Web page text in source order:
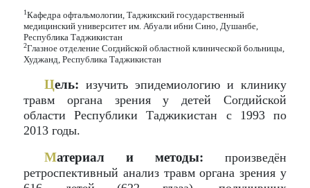
1Кафедра офтальмологии, Таджикский государственный
медицинский университет им. Абуали ибни Сино, Душанбе,
Республика Таджикистан
2Глазное отделение Согдийской областной клинической больницы,
Худжанд, Республика Таджикистан
Цель: изучить эпидемиологию и клинику
травм органа зрения у детей Согдийской
области Республики Таджикистан с 1993 по
2013 годы.
Материал и методы: произведён
ретроспективный анализ травм органа зрения у